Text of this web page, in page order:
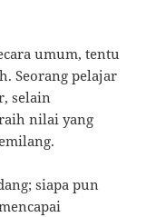
umum, tentu
Seorang pelajar
selain
nilai yang
siapa pun